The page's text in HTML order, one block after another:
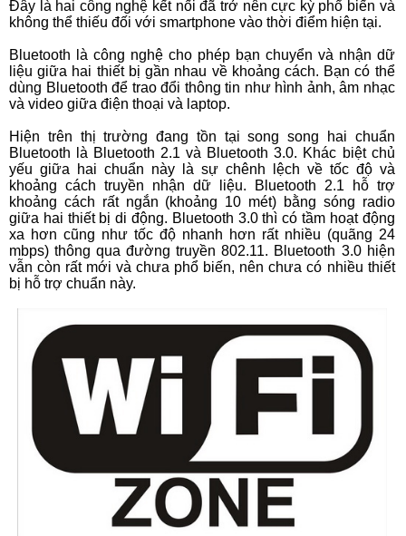
Đây là hai công nghệ kết nối đã trở nên cực kỳ phổ biến và
không thể thiếu đối với smartphone vào thời điểm hiện tại.
Bluetooth là công nghệ cho phép bạn chuyển và nhận dữ
liệu giữa hai thiết bị gần nhau về khoảng cách. Bạn có thể
dùng Bluetooth để trao đổi thông tin như hình ảnh, âm nhạc
và video giữa điện thoại và laptop.
Hiện trên thị trường đang tồn tại song song hai chuẩn
Bluetooth là Bluetooth 2.1 và Bluetooth 3.0. Khác biệt chủ
yếu giữa hai chuẩn này là sự chênh lệch về tốc độ và
khoảng cách truyền nhận dữ liệu. Bluetooth 2.1 hỗ trợ
khoảng cách rất ngắn (khoảng 10 mét) bằng sóng radio
giữa hai thiết bị di động. Bluetooth 3.0 thì có tầm hoạt động
xa hơn cũng như tốc độ nhanh hơn rất nhiều (quãng 24
mbps) thông qua đường truyền 802.11. Bluetooth 3.0 hiện
vẫn còn rất mới và chưa phổ biến, nên chưa có nhiều thiết
bị hỗ trợ chuẩn này.